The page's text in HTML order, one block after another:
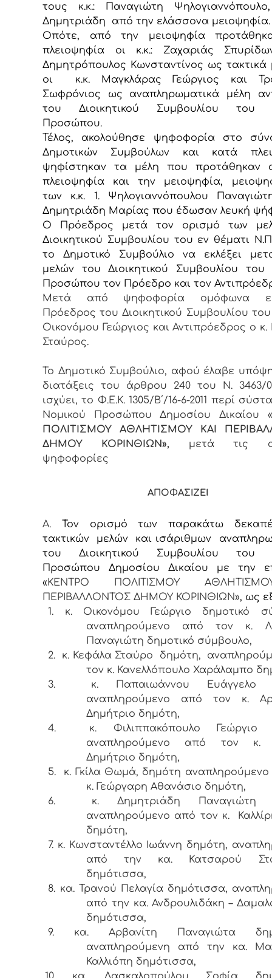
τους κ.κ.: Παναγιώτη
Δημητριάδη από την ελάσσονα μειοψηφία.
Οπότε, από την μειοψηφία
πλειοψηφία οι κ.κ.: Ζαχαριάς
Δημητρόπουλος Κωνσταντίνος ως τακτικά
οι κ.κ. Μαγκλάρας Γεώργιος και
Σωφρόνιος ως αναπληρωματικά μέλη
του Διοικητικού Συμβουλίου του
Προσώπου.
Τέλος, ακολούθησε ψηφοφορία στο
Δημοτικών Συμβούλων και κατά
ψηφίστηκαν τα μέλη που προτάθηκαν
πλειοψηφία και την μειοψηφία,
των κ.κ. 1. Ψηλογιαννόπουλου
Δημητριάδη Μαρίας που έδωσαν λευκή
Ο Πρόεδρος μετά τον ορισμό των
Διοικητικού Συμβουλίου του εν θέματι
το Δημοτικό Συμβούλιο να εκλέξει
μελών του Διοικητικού Συμβουλίου του
Προσώπου τον Πρόεδρο και τον
Μετά από ψηφοφορία ομόφωνα
Πρόεδρος του Διοικητικού Συμβουλίου
Οικονόμου Γεώργιος και Αντιπρόεδρος ο
Σταύρος.
Το Δημοτικό Συμβούλιο, αφού έλαβε
διατάξεις του άρθρου 240 του Ν. 3463/
ισχύει, το Φ.Ε.Κ. 1305/B΄/16-6-2011 περί
Νομικού Προσώπου Δημοσίου Δικαίου «
ΠΟΛΙΤΙΣΜΟΥ ΑΘΛΗΤΙΣΜΟΥ ΚΑΙ
ΔΗΜΟΥ ΚΟΡΙΝΘΙΩΝ», μετά τις
ψηφοφορίες
ΑΠΟΦΑΣΙΖΕΙ
Α. Τον ορισμό των παρακάτω
τακτικών μελών και ισάριθμων
του Διοικητικού Συμβουλίου του
Προσώπου Δημοσίου Δικαίου με την
«ΚΕΝΤΡΟ ΠΟΛΙΤΙΣΜΟΥ
ΠΕΡΙΒΑΛΛΟΝΤΟΣ ΔΗΜΟΥ ΚΟΡΙΝΘΙΩΝ», ως
1.
κ. Οικονόμου Γεώργιο δημοτικό
αναπληρούμενο από τον κ.
Παναγιώτη δημοτικό σύμβουλο,
2.
κ. Κεφάλα Σταύρο δημότη,
τον κ. Κανελλόπουλο Χαράλαμπο
3.
κ. Παπαιωάννου Ευάγγελο
αναπληρούμενο από τον κ.
Δημήτριο δημότη,
4.
κ. Φιλιππακόπουλο Γεώργιο
αναπληρούμενο από τον κ.
Δημήτριο δημότη,
5.
κ. Γκίλα Θωμά, δημότη
κ. Γεώργαρη Αθανάσιο δημότη,
6.
κ. Δημητριάδη Παναγιώτη
αναπληρούμενο από τον κ.
δημότη,
7. κ. Κωνσταντέλλο Ιωάννη δημότη,
από την κα. Κατσαρού
δημότισσα,
8. κα. Τρανού Πελαγία δημότισσα,
από την κα. Ανδρουλιδάκη –
δημότισσα,
9. κα. Αρβανίτη Παναγιώτα
αναπληρούμενη από την κα.
Καλλιόπη δημότισσα,